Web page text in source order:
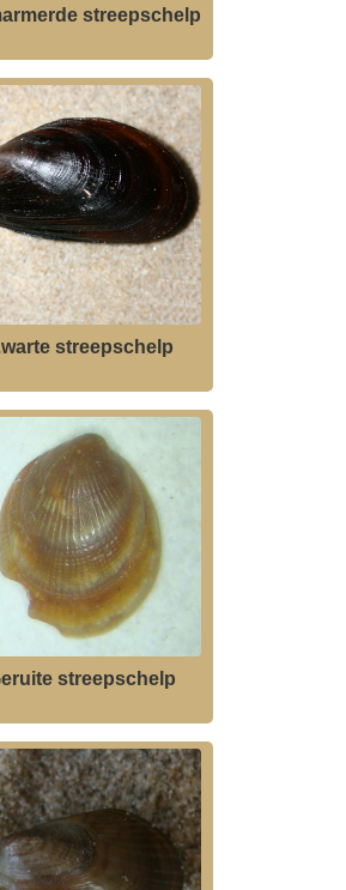
streepschelp
streepschelp
streepschelp